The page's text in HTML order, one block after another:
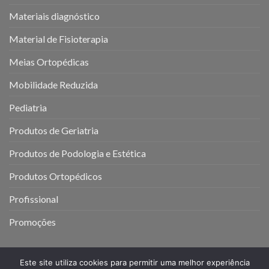
Materiais diagnóstico
Material de Fisioterapia
Meias Ortopédicas
Mobilidade Reduzida
Pediatria
Produtos de Geriatria
Produtos de Podologia e Estética
Produtos Ortopédicos
Profissional
Promoções
Este site utiliza cookies para permitir uma melhor experiência